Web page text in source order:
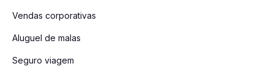
Vendas corporativas
Aluguel de malas
Seguro viagem